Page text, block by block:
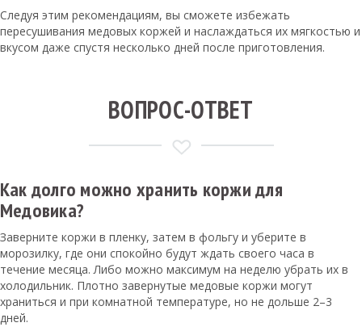
Следуя этим рекомендациям, вы сможете избежать
пересушивания медовых коржей и наслаждаться их мягкостью и
вкусом даже спустя несколько дней после приготовления.
ВОПРОС-ОТВЕТ
Как долго можно хранить коржи для
Медовика?
Заверните коржи в пленку, затем в фольгу и уберите в
морозилку, где они спокойно будут ждать своего часа в
течение месяца. Либо можно максимум на неделю убрать их в
холодильник. Плотно завернутые медовые коржи могут
храниться и при комнатной температуре, но не дольше 2–3
дней.